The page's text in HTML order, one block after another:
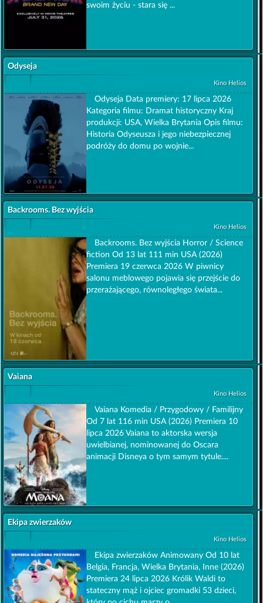
swoim życiu - stara się ...
Odyseja
Kino Helios
Odyseja Data premiery: 17 lipca 2026
Kategoria filmu: Dramat historyczny Kraj
produkcji: USA, Wielka Brytania Opis filmu:
Historia Odyseusza i jego niebezpiecznej
podróży do domu po wojnie...
Backrooms. Bez wyjścia
Kino Helios
Backrooms. Bez wyjścia Horror / Science
fiction Od 13 lat 111 min USA (2026)
Premiera 19 czerwca 2026 W piwnicy
salonu meblowego pojawia się przejście do
przerażającego, równoległego świata...
Vaiana
Kino Helios
Vaiana Komedia / Przygodowy / Familijny
Od 7 lat 116 min USA (2026) Premiera 10
lipca 2026 Vaiana to aktorska wersja
uwielbianej, nominowanej do Oscara
animacji Disneya o tym samym tytule....
Ekipa zwierzaków
Kino Helios
Ekipa zwierzaków Animowany Od 10 lat
Belgia, Francja, Wielka Brytania, Inne (2026)
Premiera 24 lipca 2026 Królik Waldi to
stateczny mąż i ojciec gromadki 53 dzieci,